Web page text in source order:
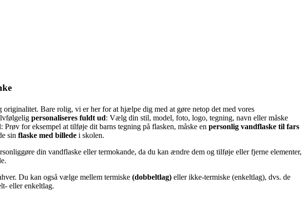
originalitet. Bare rolig, vi er her for at hjælpe dig med at gøre netop det med vores
personaliseres fuldt ud: Vælg din stil, model, foto, logo, tegning, navn eller måske
for eksempel at tilføje dit barns tegning på flasken, måske en personlig vandflaske til fars
sin flaske med billede i skolen.
din vandflaske eller termokande, da du kan ændre dem og tilføje eller fjerne elementer,
Du kan også vælge mellem termiske (dobbeltlag) eller ikke-termiske (enkeltlag), dvs. de
eller enkeltlag.